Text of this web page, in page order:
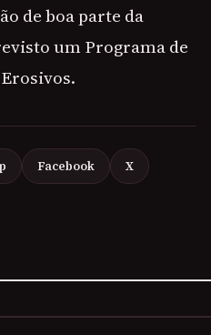
de boa parte da
um Programa de
Facebook X